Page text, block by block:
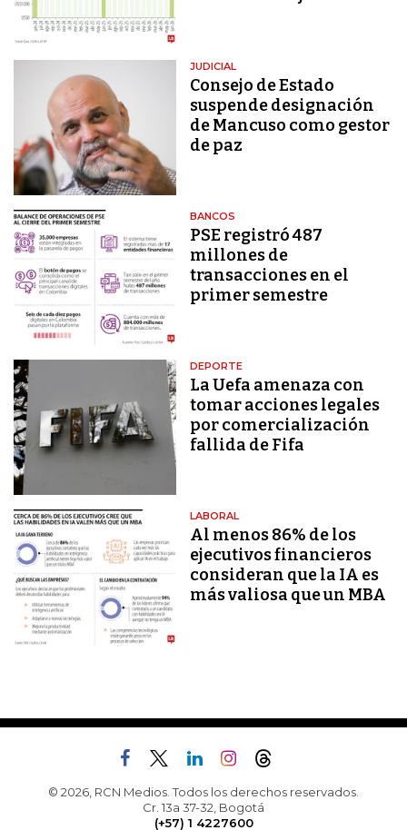
JUDICIAL
Consejo de Estado
suspende designación
de Mancuso como gestor
de paz
BANCOS
PSE registró 487
millones de
transacciones en el
primer semestre
DEPORTE
La Uefa amenaza con
tomar acciones legales
por comercialización
fallida de Fifa
LABORAL
Al menos 86% de los
ejecutivos financieros
consideran que la IA es
más valiosa que un MBA
© 2026, RCN Medios. Todos los derechos reservados.
Cr. 13a 37-32, Bogotá
(+57) 1 4227600